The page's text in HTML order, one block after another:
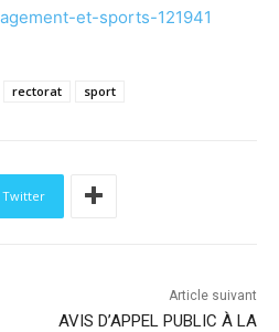
et-sports-121941
rectorat sport
Twitter
Article suivant
AVIS D’APPEL PUBLIC À LA